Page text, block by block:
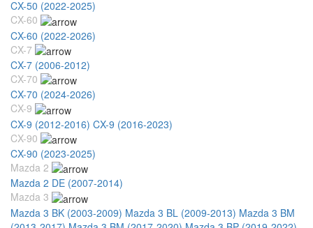
CX-50 (2022-2025)
CX-60
CX-60 (2022-2026)
CX-7
CX-7 (2006-2012)
CX-70
CX-70 (2024-2026)
CX-9
CX-9 (2012-2016) CX-9 (2016-2023)
CX-90
CX-90 (2023-2025)
Mazda 2
Mazda 2 DE (2007-2014)
Mazda 3
Mazda 3 BK (2003-2009) Mazda 3 BL (2009-2013) Mazda 3 BM